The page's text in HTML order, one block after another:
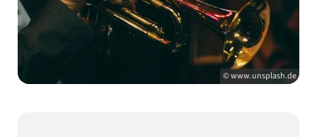
© www.unsplash.de